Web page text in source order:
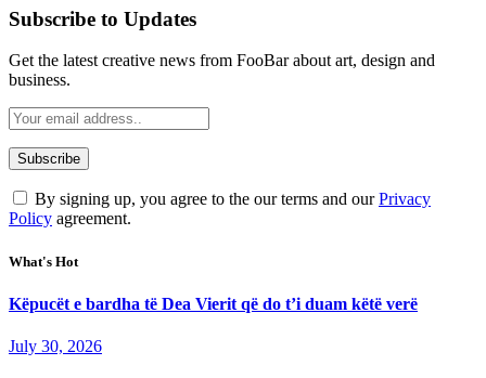
Subscribe to Updates
Get the latest creative news from FooBar about art, design and
business.
By signing up, you agree to the our terms and ourPrivacy
Policy agreement.
What's Hot
Këpucët e bardha të Dea Vierit që do t’i duam këtë verë
July 30, 2026